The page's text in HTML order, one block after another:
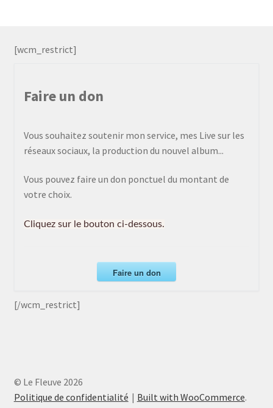
[wcm_restrict]
Faire un don
Vous souhaitez soutenir mon service, mes Live sur les
réseaux sociaux, la production du nouvel album...
Vous pouvez faire un don ponctuel du montant de
votre choix.
Cliquez sur le bouton ci-dessous.
Faire un don
[/wcm_restrict]
© Le Fleuve 2026
Politique de confidentialité
Built with WooCommerce.